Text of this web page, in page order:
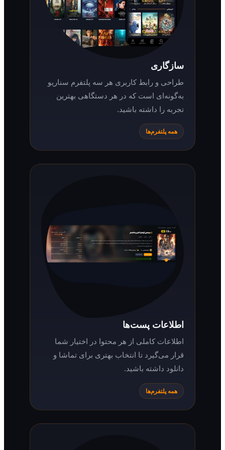
طراحی و رابط کاربری هر سه پلتفرم سناریو
به‌گونه‌ای است که در هر دستگاهی بهترین
تجربه را داشته باشید.
همه پلتفرم‌ها
اطلاعات پست‌ها
اطلاعات کاملی از هر محتوا در اختیار شما
قرار می‌گیرد تا انتخاب بهتری برای تماشا و
دانلود داشته باشید.
همه پلتفرم‌ها